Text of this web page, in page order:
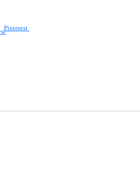
Pinterest